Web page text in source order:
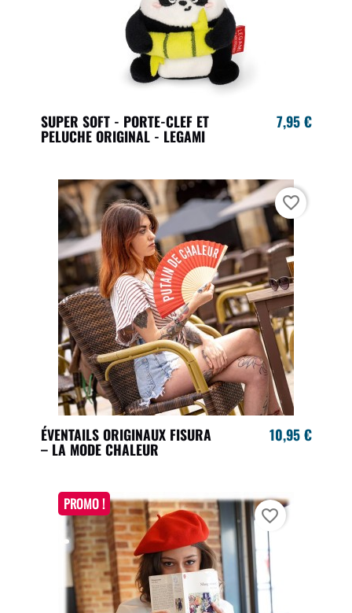
SUPER SOFT - PORTE-CLEF ET
PELUCHE ORIGINAL - LEGAMI
7,95 €
ÉVENTAILS ORIGINAUX FISURA
– LA MODE CHALEUR
10,95 €
favorite_border
PROMO !
favorite_border